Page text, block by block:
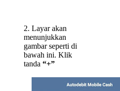
2. Layar akan
menunjukkan
gambar seperti di
bawah ini. Klik
tanda “+”